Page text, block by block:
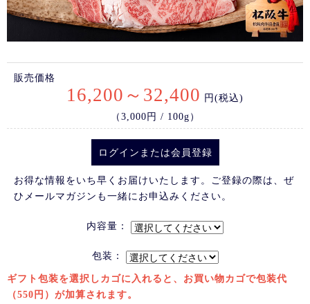
販売価格
16,200～32,400 円(税込)
（3,000円 / 100g）
ログイン または会員登録
お得な情報をいち早くお届けいたします。ご登録の際は、ぜ
ひメールマガジンも一緒にお申込みください。
内容量：
包装：
ギフト包装を選択しカゴに入れると、お買い物カゴで包装代
（550円）が加算されます。